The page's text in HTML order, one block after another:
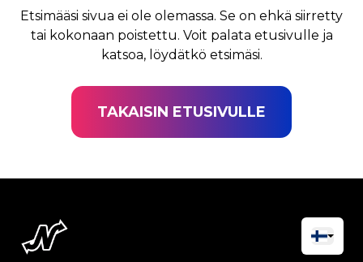
Etsimääsi sivua ei ole olemassa. Se on ehkä siirretty
tai kokonaan poistettu. Voit palata etusivulle ja
katsoa, löydätkö etsimäsi.
TAKAISIN ETUSIVULLE